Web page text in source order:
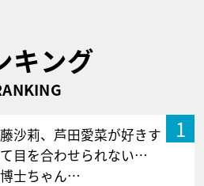
キング
1
沙莉、芦田愛菜が好きす
目を合わせられない…
博士ちゃん…